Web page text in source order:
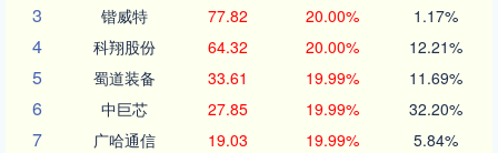
3 锴威特 77.82 20.00% 1.17%
4 科翔股份 64.32 20.00% 12.21%
5 蜀道装备 33.61 19.99% 11.69%
6 中巨芯 27.85 19.99% 32.20%
7 广哈通信 19.03 19.99% 5.84%